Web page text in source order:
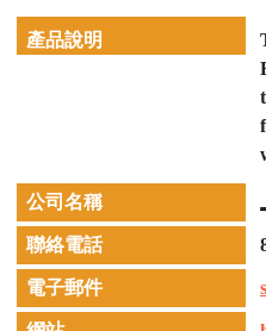
產品說明
公司名稱
聯絡電話
電子郵件